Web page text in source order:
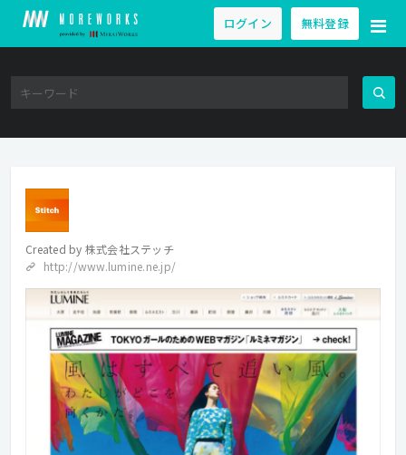
ログイン 無料登録
Created by 株式会社ステッチ
http://www.lumine.ne.jp/